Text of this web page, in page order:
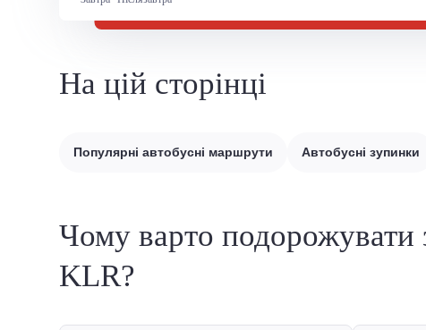
На цій сторінці
Популярні автобусні маршрути Автобусні зупинки
Чому варто подорожувати
KLR?